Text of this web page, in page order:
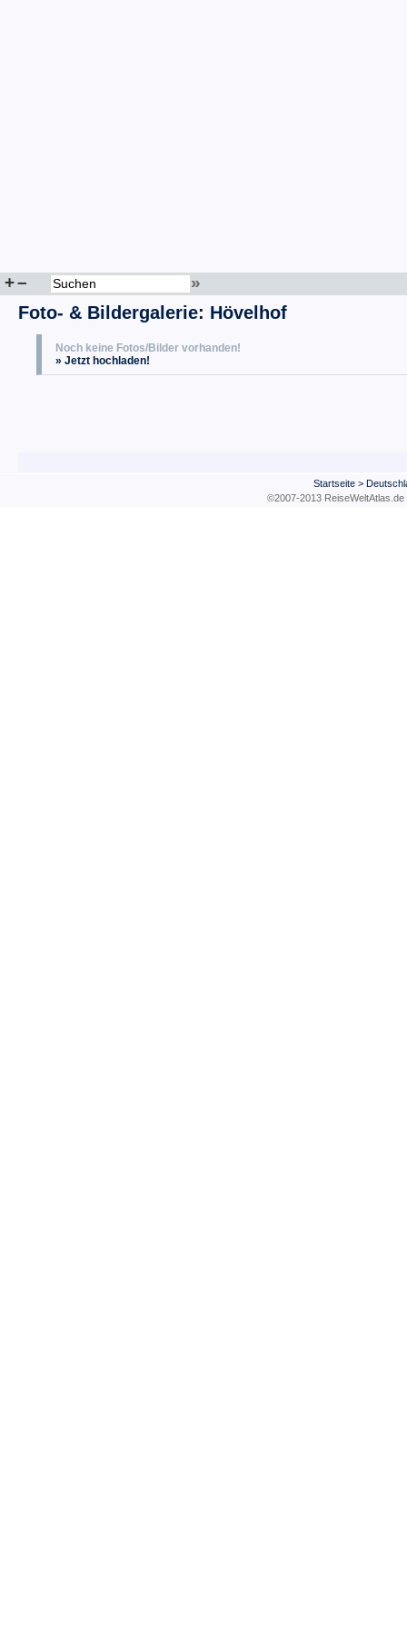
+– »
Foto- & Bildergalerie: Hövelhof
Noch keine Fotos/Bilder vorhanden!
» Jetzt hochladen!
Startseite>
©2007-2013